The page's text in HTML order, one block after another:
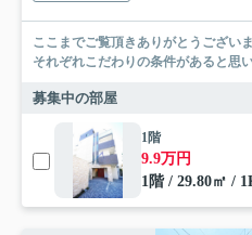
ここまでご覧頂きありがとうございます。 お部屋探しの際には
それぞれこだわりの条件があると思
募集中の部屋
1階
9.9万円
1階 / 29.80㎡ /